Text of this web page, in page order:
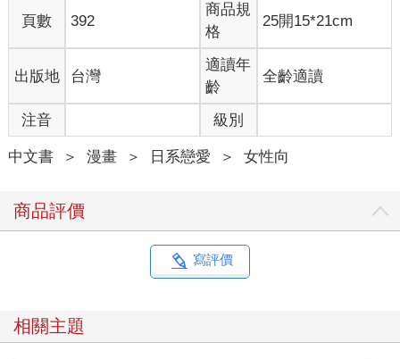
頁數 392
商品規
格
25開15*21cm
出版地 台灣
適讀年
齡
全齡適讀
注音 級別
中文書 ＞ 漫畫 ＞ 日系戀愛 ＞ 女性向
商品評價
寫評價
相關主題